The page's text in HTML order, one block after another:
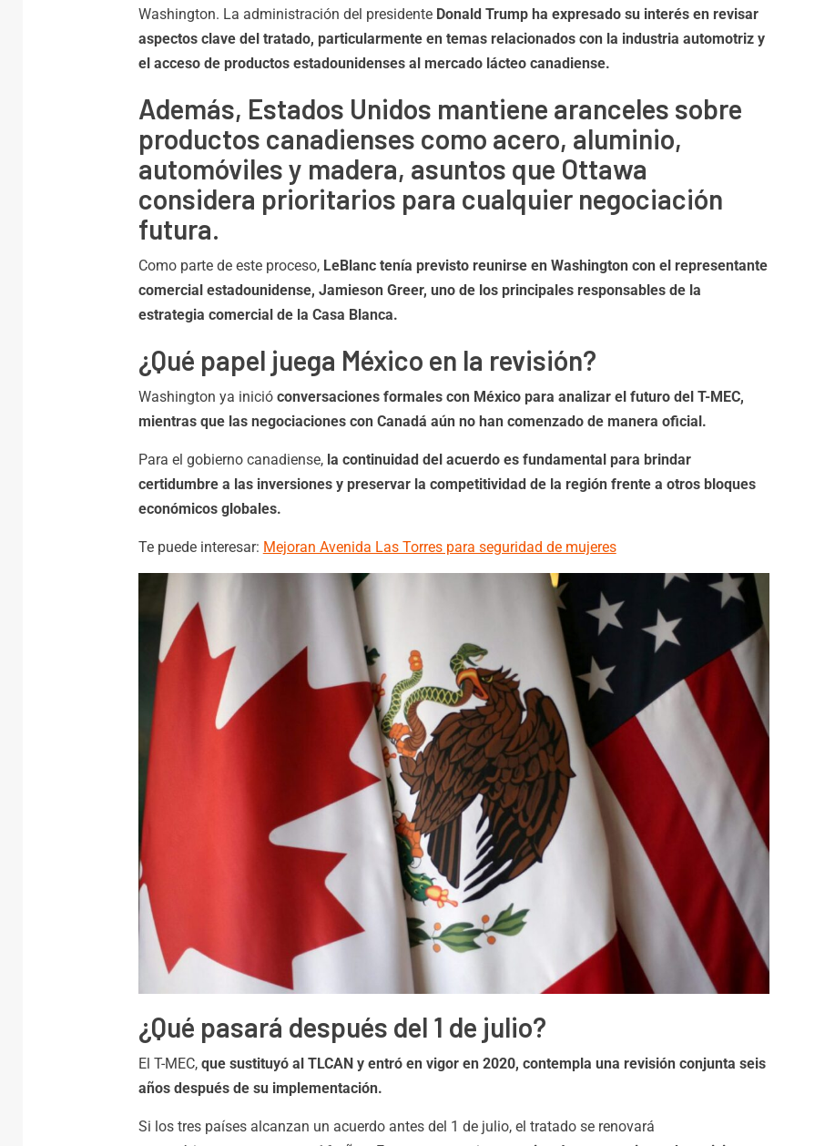
Washington. La administración del presidenteDonald Trump ha expresado su interés en revisar
aspectos clave del tratado, particularmente en temas relacionados con la industria automotriz y
el acceso de productos estadounidenses al mercado lácteo canadiense.
Además, Estados Unidos mantiene aranceles sobre
productos canadienses como acero, aluminio,
automóviles y madera, asuntos que Ottawa
considera prioritarios para cualquier negociación
futura.
Como parte de este proceso, LeBlanc tenía previsto reunirse en Washington con el representante
comercial estadounidense, Jamieson Greer, uno de los principales responsables de la
estrategia comercial de la Casa Blanca.
¿Qué papel juega México en la revisión?
Washington ya inició conversaciones formales con México para analizar el futuro del T-MEC,
mientras que las negociaciones con Canadá aún no han comenzado de manera oficial.
Para el gobierno canadiense, la continuidad del acuerdo es fundamental para brindar
certidumbre a las inversiones y preservar la competitividad de la región frente a otros bloques
económicos globales.
Te puede interesar: Mejoran Avenida Las Torres para seguridad de mujeres
¿Qué pasará después del 1 de julio?
El T-MEC,que sustituyó al TLCAN y entró en vigor en 2020, contempla una revisión conjunta seis
años después de su implementación.
Si los tres países alcanzan un acuerdo antes del 1 de julio, el tratado se renovará
CDMX
Activan Alerta Amarilla
por lluvias en las 16
alcaldías de la CDMX
FD agosto 6, 2026
Refuerzan vigilancia
ambiental en canales
de Xochimilco
ADMRM agosto 6, 2026